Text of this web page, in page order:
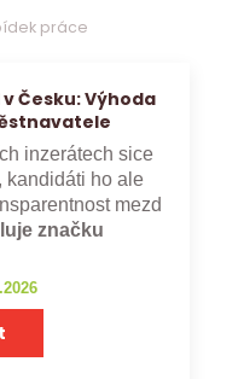
práce
Česku: Výhoda
inzerátech sice
, kandidáti ho ale
mezd
značku